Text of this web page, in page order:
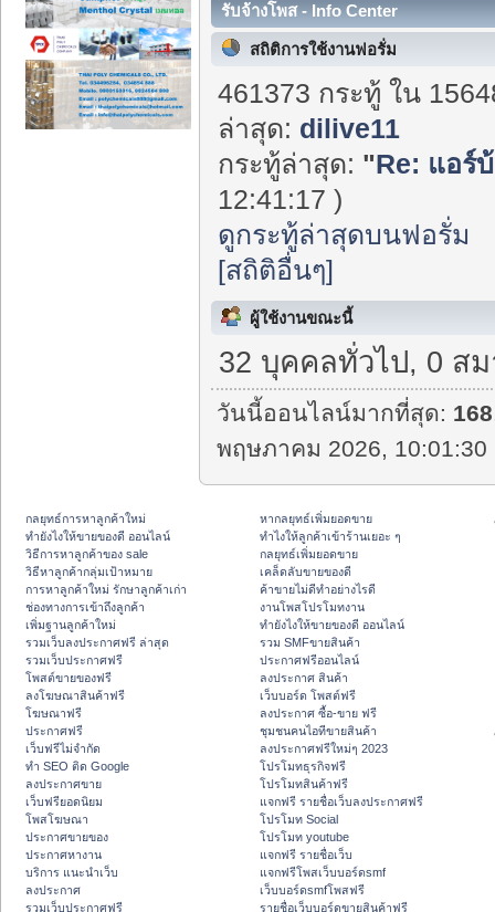
รับจ้างโพส - Info Center
สถิติการใช้งานฟอรั่ม
461373 กระทู้ ใน
ล่าสุด: dilive11
กระทู้ล่าสุด: "Re: แอร์
12:41:17 )
ดูกระทู้ล่าสุดบนฟอรั่ม
[สถิติอื่นๆ]
ผู้ใช้งานขณะนี้
32 บุคคลทั่วไป, 0 ส
วันนี้ออนไลน์มากที่สุด: 168
พฤษภาคม 2026, 10:01:30
กลยุทธ์การหาลูกค้าใหม่
ทํายังไงให้ขายของดี ออนไลน์
วิธีการหาลูกค้าของ sale
วิธีหาลูกค้ากลุ่มเป้าหมาย
การหาลูกค้าใหม่ รักษาลูกค้าเก่า
ช่องทางการเข้าถึงลูกค้า
เพิ่มฐานลูกค้าใหม่
รวมเว็บลงประกาศฟรี ล่าสุด
รวมเว็บประกาศฟรี
โพสต์ขายของฟรี
ลงโฆษณาสินค้าฟรี
โฆษณาฟรี
ประกาศฟรี
เว็บฟรีไม่จำกัด
ทำ SEO ติด Google
ลงประกาศขาย
เว็บฟรียอดนิยม
โพสโฆษณา
ประกาศขายของ
ประกาศหางาน
บริการ แนะนำเว็บ
ลงประกาศ
รวมเว็บประกาศฟรี
หากลยุทธ์เพิ่มยอดขาย
ทําไงให้ลูกค้าเข้าร้านเยอะ ๆ
กลยุทธ์เพิ่มยอดขาย
เคล็ดลับขายของดี
ค้าขายไม่ดีทำอย่างไรดี
งานโพสโปรโมทงาน
ทํายังไงให้ขายของดี ออนไลน์
รวม SMFขายสินค้า
ประกาศฟรีออนไลน์
ลงประกาศ สินค้า
เว็บบอร์ด โพสต์ฟรี
ลงประกาศ ซื้อ-ขาย ฟรี
ชุมชนคนไอทีขายสินค้า
ลงประกาศฟรีใหม่ๆ 2023
โปรโมทธุรกิจฟรี
โปรโมทสินค้าฟรี
แจกฟรี รายชื่อเว็บลงประกาศฟรี
โปรโมท Social
โปรโมท youtube
แจกฟรี รายชื่อเว็บ
แจกฟรีโพสเว็บบอร์ดsmf
เว็บบอร์ดsmfโพสฟรี
รายชื่อเว็บบอร์ดขายสินค้าฟรี